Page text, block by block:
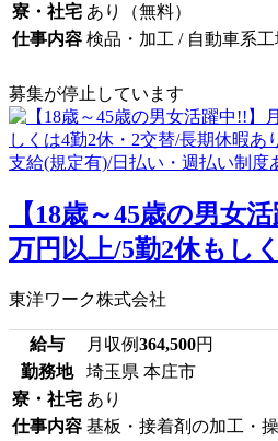
寮・社宅 あり（無料）
仕事内容 検品・加工 / 自動車系工
募集が停止しています
【18歳～45歳の男女
万円以上/5勤2休もし
東洋ワーク株式会社
給与 月収例364,500円
勤務地
埼玉県 本庄市
寮・社宅 あり
仕事内容 基板・接着剤の加工・